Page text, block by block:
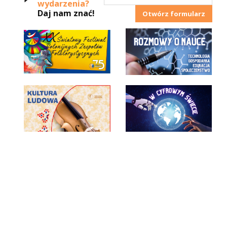
wydarzenia?
Daj nam znać!
Otwórz formularz